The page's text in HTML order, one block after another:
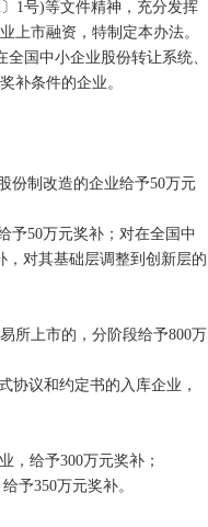
1号)等文件精神，充分发挥
上市融资，特制定本办法。
国中小企业股份转让系统、
补条件的企业。
制改造的企业给予50万元
50万元奖补；对在全国中
，对其基础层调整到创新层的
上市的，分阶段给予800万
议和约定书的入库企业，
给予300万元奖补；
予350万元奖补。